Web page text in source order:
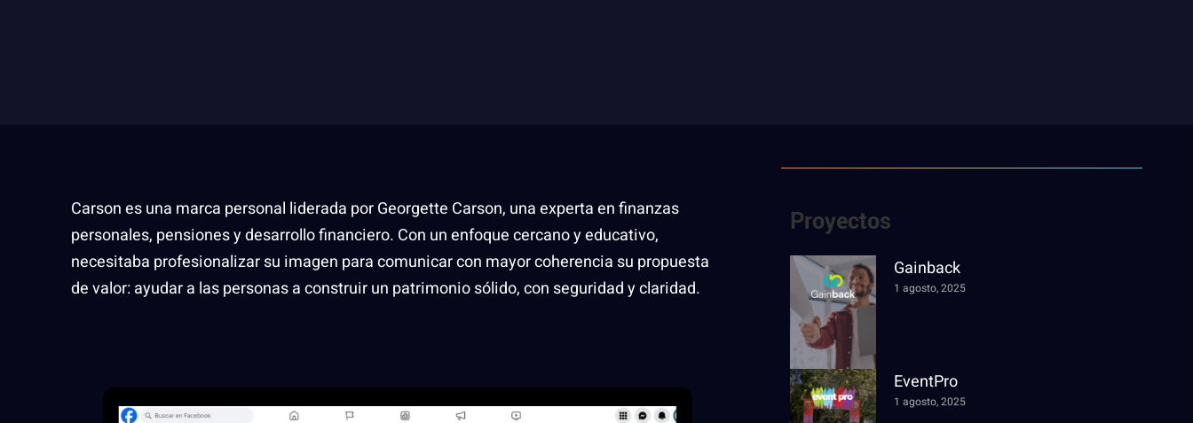
Carson es una marca personal liderada por Georgette Carson, una experta en finanzas
personales, pensiones y desarrollo financiero. Con un enfoque cercano y educativo,
necesitaba profesionalizar su imagen para comunicar con mayor coherencia su propuesta
de valor: ayudar a las personas a construir un patrimonio sólido, con seguridad y claridad.
Proyectos
Gainback
1 agosto, 2025
EventPro
1 agosto, 2025